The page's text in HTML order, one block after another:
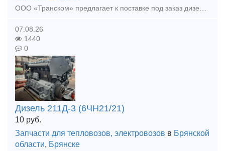
ООО «Транском» предлагает к поставке под заказ дизель Д50 (ПД1М) после КР. Ремонт осуществляется предприятием на собственной базе. Гарантия на выполненные работы, полноценное документальное сопровож
07.08.26
1440
0
Дизель 211Д-3 (6ЧН21/21)
10 руб.
Запчасти для тепловозов, электровозов в Брянской
области, Брянске